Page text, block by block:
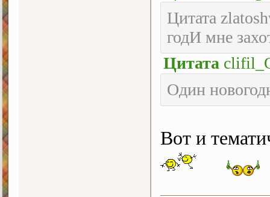
Цитата
годИ мне
Цитата
Один
Вот и